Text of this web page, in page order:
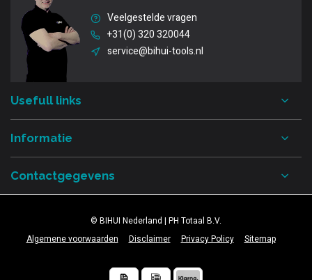
Veelgestelde vragen
+31(0) 320 320044
service@bihui-tools.nl
Usefull links
Informatie
Contactgegevens
Algemene voorwaarden Disclaimer Privacy Policy Sitemap
© BIHUI Nederland | PH Totaal B.V.